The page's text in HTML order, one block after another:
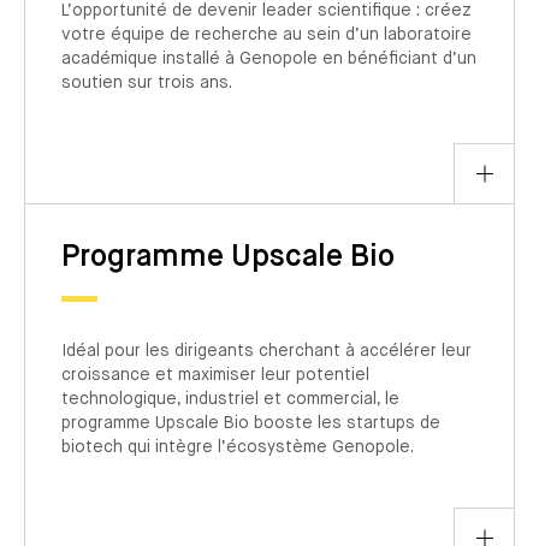
L’opportunité de devenir leader scientifique : créez
votre équipe de recherche au sein d’un laboratoire
académique installé à Genopole en bénéficiant d’un
soutien sur trois ans.
Programme Upscale Bio
Idéal pour les dirigeants cherchant à accélérer leur
croissance et maximiser leur potentiel
technologique, industriel et commercial, le
programme Upscale Bio booste les startups de
biotech qui intègre l’écosystème Genopole.